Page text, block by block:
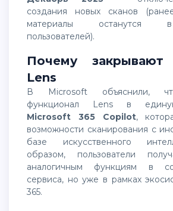
создания новых сканов
материалы останутся
пользователей).
Почему закрывают
Lens
В Microsoft объяснили, что переводят
функционал Lens в
Microsoft 365 Copilot,
возможности сканирования с
базе искусственного
образом, пользователи
аналогичным функциям в
сервиса, но уже в рамках
365.